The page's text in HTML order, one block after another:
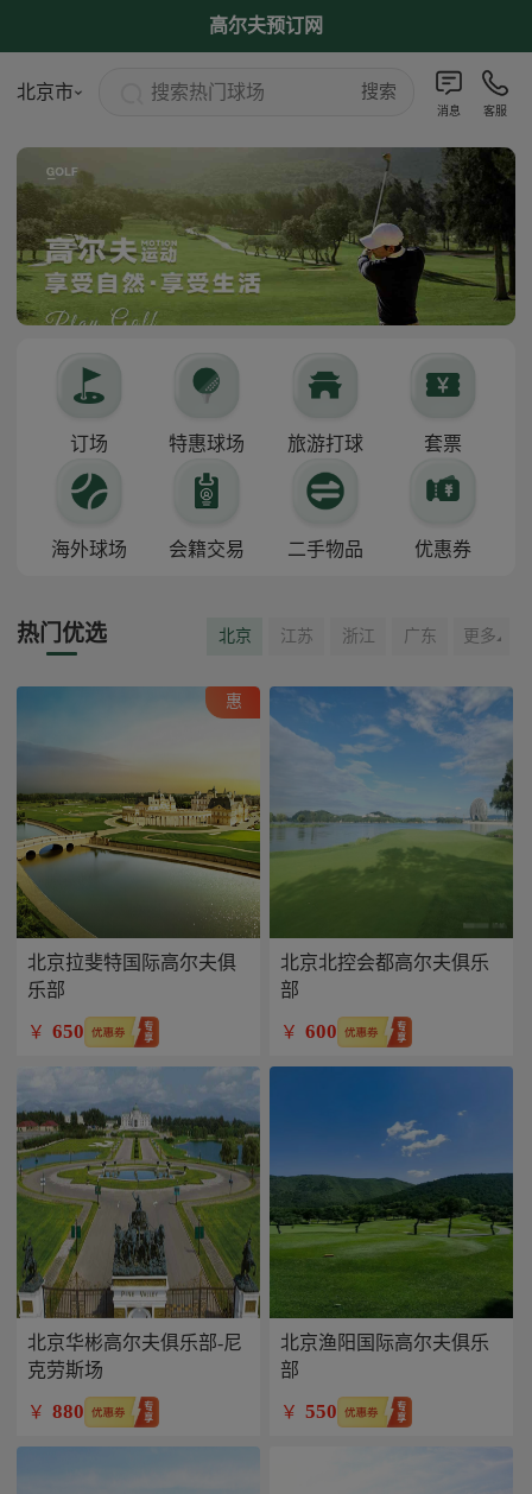
高尔夫预订网
北京市 搜索热门球场 搜索
消息 客服
订场 特惠球场 旅游打球 套票
海外球场 会籍交易 二手物品 优惠券
热门优选 北京 江苏 浙江 广东 更多
惠
北京拉斐特国际高尔夫俱
乐部
￥ 650
北京北控会都高尔夫俱乐
部
￥ 600
北京华彬高尔夫俱乐部-尼
克劳斯场
￥ 880
北京渔阳国际高尔夫俱乐
部
￥ 550